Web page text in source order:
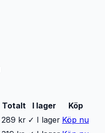
Totalt I lager
Köp
289 kr ✓ I lager Köp nu